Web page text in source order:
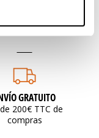
GRATUITO
200€ TTC de
compras